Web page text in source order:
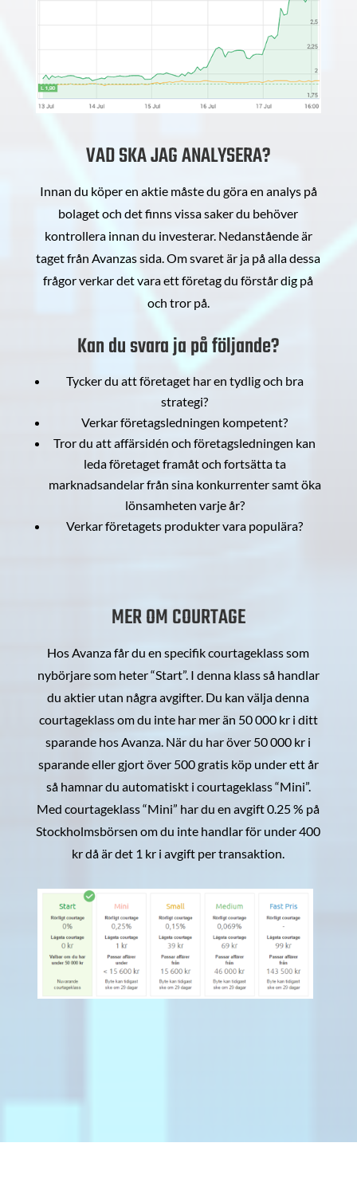
VAD SKA JAG ANALYSERA?
Innan du köper en aktie måste du göra en analys på
bolaget och det finns vissa saker du behöver
kontrollera innan du investerar. Nedanstående är
taget från Avanzas sida. Om svaret är ja på alla dessa
frågor verkar det vara ett företag du förstår dig på
och tror på.
Kan du svara ja på följande?
Tycker du att företaget har en tydlig och bra
strategi?
Verkar företagsledningen kompetent?
Tror du att affärsidén och företagsledningen kan
leda företaget framåt och fortsätta ta
marknadsandelar från sina konkurrenter samt öka
lönsamheten varje år?
Verkar företagets produkter vara populära?
MER OM COURTAGE
Hos Avanza får du en specifik courtageklass som
nybörjare som heter “Start”. I denna klass så handlar
du aktier utan några avgifter. Du kan välja denna
courtageklass om du inte har mer än 50 000 kr i ditt
sparande hos Avanza. När du har över 50 000 kr i
sparande eller gjort över 500 gratis köp under ett år
så hamnar du automatiskt i courtageklass “Mini”.
Med courtageklass “Mini” har du en avgift 0.25 % på
Stockholmsbörsen om du inte handlar för under 400
kr då är det 1 kr i avgift per transaktion.